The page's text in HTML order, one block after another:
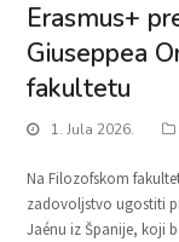
Erasmus+
Giuseppea
fakultetu
1. Jula 2026.
Na Filozofskom
zadovoljstvo ugostiti
Jaénu iz Španije, koji